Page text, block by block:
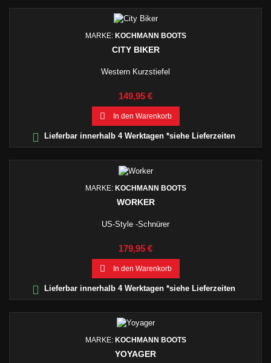
MARKE: KOCHMANN BOOTS
CITY BIKER
Western Kurzstiefel
Preis
149,95 €
 In den Warenkorb
 Lieferbar innerhalb 4 Werktagen *siehe Lieferzeiten
MARKE: KOCHMANN BOOTS
WORKER
US-Style -Schnürer
Preis
179,95 €
 In den Warenkorb
 Lieferbar innerhalb 4 Werktagen *siehe Lieferzeiten
MARKE: KOCHMANN BOOTS
YOYAGER